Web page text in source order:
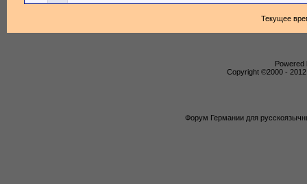
Текущее
Powered
Copyright ©2000 -
Форум Германии для